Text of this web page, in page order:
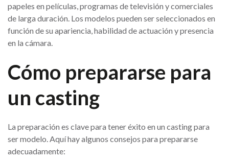
papeles en películas, programas de televisión y comerciales
de larga duración. Los modelos pueden ser seleccionados en
función de su apariencia, habilidad de actuación y presencia
en la cámara.
Cómo prepararse para
un casting
La preparación es clave para tener éxito en un casting para
ser modelo. Aquí hay algunos consejos para prepararse
adecuadamente: